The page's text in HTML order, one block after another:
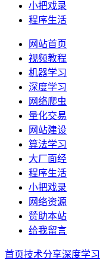
小把戏录
程序生活
网站首页
视频教程
机器学习
深度学习
网络爬虫
量化交易
网站建设
算法学习
大厂面经
程序生活
小把戏录
网络资源
赞助本站
给我留言
首页技术分享深度学习